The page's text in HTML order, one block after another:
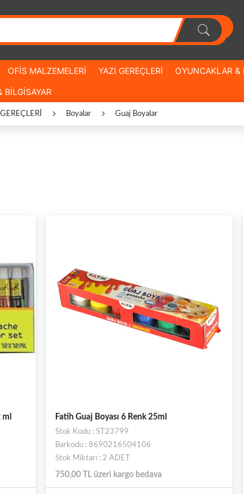
OFİS MALZEMELERİ YAZI GEREÇLERİ OYUNCAKLAR &
Boyalar Guaj Boyalar
Fatih Guaj Boyası 6 Renk 25ml
Stok Kodu : ST23799
Barkodu : 8690216504106
Stok Miktarı : 2 ADET
750,00 TL üzeri kargo bedava